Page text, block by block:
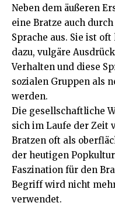
Neben dem äußeren
eine Bratze auch
Sprache aus. Sie ist
dazu, vulgäre
Verhalten und diese
sozialen Gruppen als
werden.
Die gesellschaftliche
sich im Laufe der Zeit
Bratzen oft als
der heutigen
Faszination für den
Begriff wird nicht
verwendet.